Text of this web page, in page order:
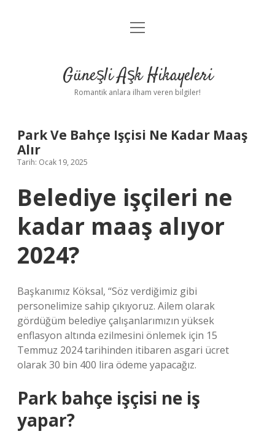
Anasayfa
Yasal Uyarı
menüyü
Güneşli Aşk Hikayeleri
Romantik anlara ilham veren bilgiler!
Park Ve Bahçe Işçisi Ne Kadar Maaş
Alır
Tarih: Ocak 19, 2025
Belediye işçileri ne
kadar maaş alıyor
2024?
Başkanımız Köksal, “Söz verdiğimiz gibi
personelimize sahip çıkıyoruz. Ailem olarak
gördüğüm belediye çalışanlarımızın yüksek
enflasyon altında ezilmesini önlemek için 15
Temmuz 2024 tarihinden itibaren asgari ücret
olarak 30 bin 400 lira ödeme yapacağız.
Park bahçe işçisi ne iş
yapar?